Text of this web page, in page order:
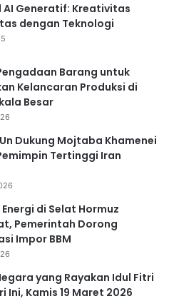
AI Generatif: Kreativitas
dengan Teknologi
Barang untuk
Kelancaran Produksi di
Besar
Dukung Mojtaba Khamenei
Tertinggi Iran
di Selat Hormuz
Pemerintah Dorong
Impor BBM
yang Rayakan Idul Fitri
Ini, Kamis 19 Maret 2026